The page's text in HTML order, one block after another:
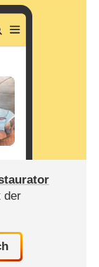
der